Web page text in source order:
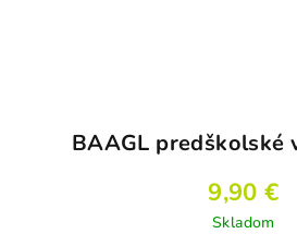
BAAGL predškolské
9,90 €
Skladom